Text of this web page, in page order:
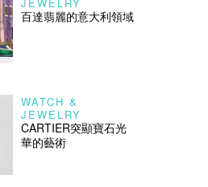
百達翡麗的意大利領域
WATCH &
JEWELRY
CARTIER突顯寶石光
華的藝術